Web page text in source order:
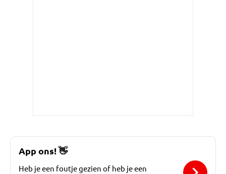
App ons!👋
Heb je een foutje gezien of heb je een